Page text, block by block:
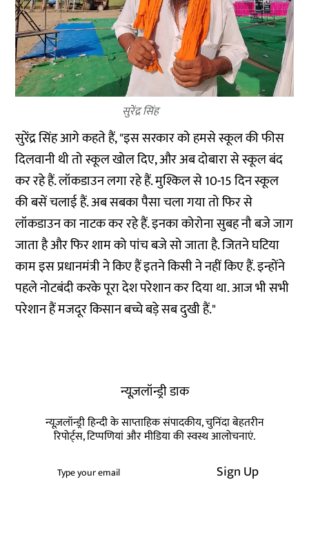
सुरेंद्र सिंह
सुरेंद्र सिंह आगे कहते हैं, "इस सरकार को हमसे स्कूल की फीस
दिलवानी थी तो स्कूल खोल दिए, और अब दोबारा से स्कूल बंद
कर रहे हैं. लॉकडाउन लगा रहे हैं. मुश्किल से 10-15 दिन स्कूल
की बसें चलाई हैं. अब सबका पैसा चला गया तो फिर से
लॉकडाउन का नाटक कर रहे हैं. इनका कोरोना सुबह नौ बजे जाग
जाता है और फिर शाम को पांच बजे सो जाता है. जितने घटिया
काम इस प्रधानमंत्री ने किए हैं इतने किसी ने नहीं किए हैं. इन्होंने
पहले नोटबंदी करके पूरा देश परेशान कर दिया था. आज भी सभी
परेशान हैं मजदूर किसान बच्चे बड़े सब दुखी हैं."
न्यूज़लॉन्ड्री डाक
न्यूज़लॉन्ड्री हिन्दी के साप्ताहिक संपादकीय, चुनिंदा बेहतरीन
रिपोर्ट्स, टिप्पणियां और मीडिया की स्वस्थ आलोचनाएं.
Sign Up